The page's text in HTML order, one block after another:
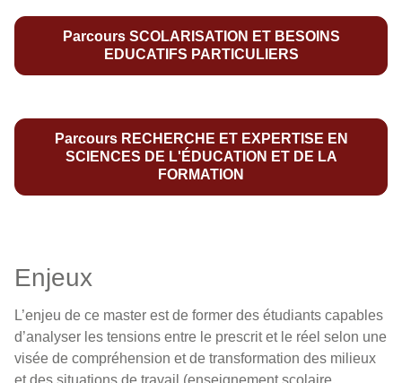
Parcours SCOLARISATION ET BESOINS
EDUCATIFS PARTICULIERS
Parcours RECHERCHE ET EXPERTISE EN
SCIENCES DE L'ÉDUCATION ET DE LA
FORMATION
Enjeux
L’enjeu de ce master est de former des étudiants capables
d’analyser les tensions entre le prescrit et le réel selon une
visée de compréhension et de transformation des milieux
et des situations de travail (enseignement scolaire,